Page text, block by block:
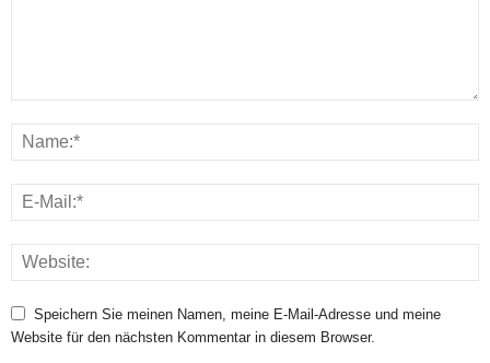
Speichern Sie meinen Namen, meine E-Mail-Adresse und meine
Website für den nächsten Kommentar in diesem Browser.